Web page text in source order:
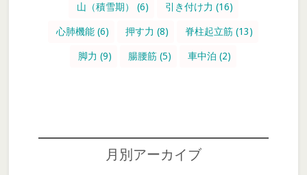
山（積雪期） (6) 引き付け力 (16)
心肺機能 (6) 押す力 (8) 脊柱起立筋 (13)
脚力 (9) 腸腰筋 (5) 車中泊 (2)
月別アーカイブ